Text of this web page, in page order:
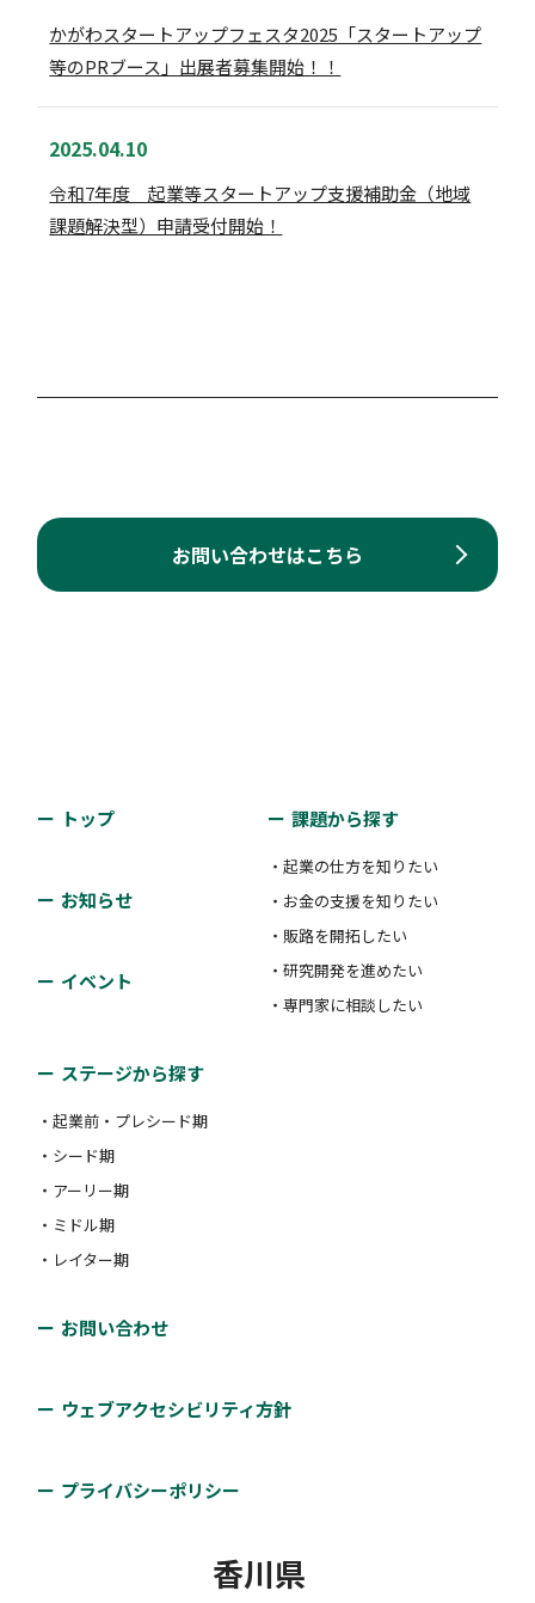
かがわスタートアップフェスタ2025「スタートアップ
等のPRブース」出展者募集開始！！
2025.04.10
令和7年度 起業等スタートアップ支援補助金（地域
課題解決型）申請受付開始！
お問い合わせはこちら
トップ
お知らせ
イベント
課題から探す
・起業の仕方を知りたい
・お金の支援を知りたい
・販路を開拓したい
・研究開発を進めたい
・専門家に相談したい
ステージから探す
・起業前・プレシード期
・シード期
・アーリー期
・ミドル期
・レイター期
お問い合わせ
ウェブアクセシビリティ方針
プライバシーポリシー
香川県